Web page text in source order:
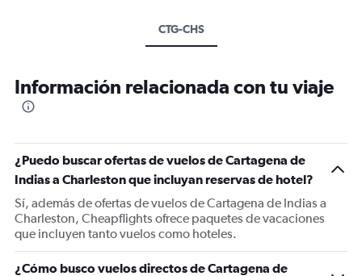
CTG-CHS
Información relacionada con tu viaje
¿Puedo buscar ofertas de vuelos de Cartagena de
Indias a Charleston que incluyan reservas de hotel?
Sí, además de ofertas de vuelos de Cartagena de Indias a
Charleston, Cheapflights ofrece paquetes de vacaciones
que incluyen tanto vuelos como hoteles.
¿Cómo busco vuelos directos de Cartagena de